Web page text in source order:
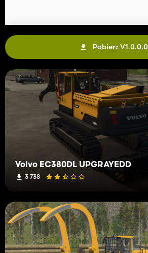
Pobierz V1.0.0.0
Volvo EC380DL UPGRAYEDD
3 738